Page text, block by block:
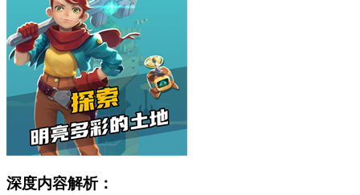
深度内容解析：